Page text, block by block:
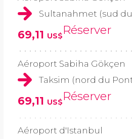
Sultanahmet (sud
69,11 US$Réserver
Aéroport Sabiha Gökçen
Taksim (nord du
69,11 US$Réserver
Aéroport d'Istanbul